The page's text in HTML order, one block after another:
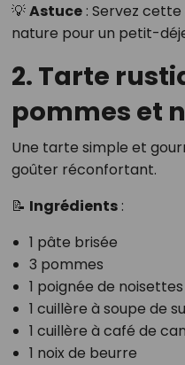
💡Astuce: Servez cette
nature pour un petit-
2. Tarte
pommes et
Une tarte simple et
goûter réconfortant.
📝 Ingrédients:
1 pâte brisée
3 pommes
1 poignée de
1 cuillère à soupe de
1 cuillère à café de
1 noix de beurre